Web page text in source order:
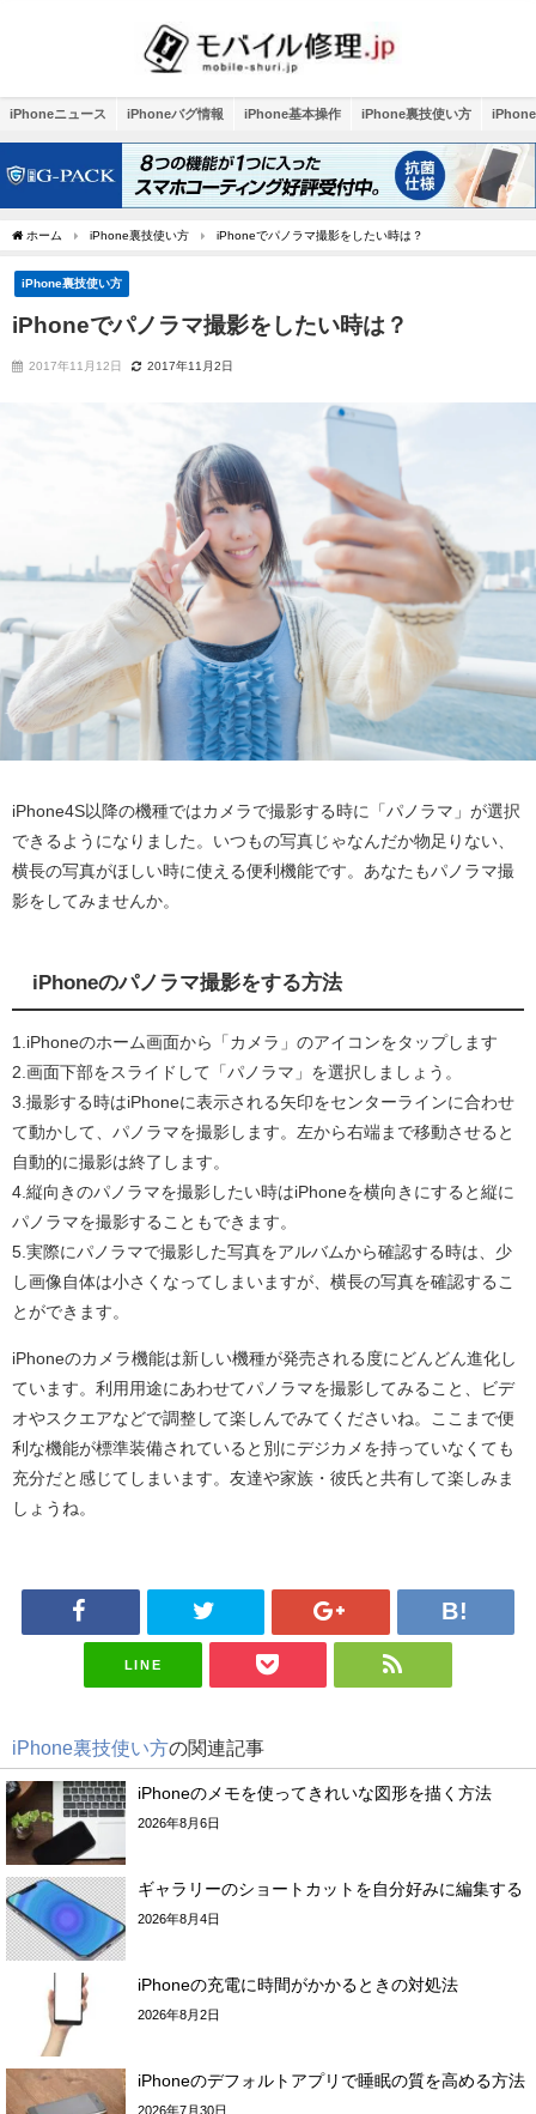
iPhoneニュース iPhoneバグ情報 iPhone基本操作 iPhone裏技使い方
ホーム iPhone裏技使い方 iPhoneでパノラマ撮影をしたい時は？
iPhone裏技使い方
iPhoneでパノラマ撮影をしたい時は？
2017年11月12日 2017年11月2日
iPhone4S以降の機種ではカメラで撮影する時に「パノラマ」が選択
できるようになりました。いつもの写真じゃなんだか物足りない、
横長の写真がほしい時に使える便利機能です。あなたもパノラマ撮
影をしてみませんか。
iPhoneのパノラマ撮影をする方法
1.iPhoneのホーム画面から「カメラ」のアイコンをタップします
2.画面下部をスライドして「パノラマ」を選択しましょう。
3.撮影する時はiPhoneに表示される矢印をセンターラインに合わせ
て動かして、パノラマを撮影します。左から右端まで移動させると
自動的に撮影は終了します。
4.縦向きのパノラマを撮影したい時はiPhoneを横向きにすると縦に
パノラマを撮影することもできます。
5.実際にパノラマで撮影した写真をアルバムから確認する時は、少
し画像自体は小さくなってしまいますが、横長の写真を確認するこ
とができます。
iPhoneのカメラ機能は新しい機種が発売される度にどんどん進化し
ています。利用用途にあわせてパノラマを撮影してみること、ビデ
オやスクエアなどで調整して楽しんでみてくださいね。ここまで便
利な機能が標準装備されていると別にデジカメを持っていなくても
充分だと感じてしまいます。友達や家族・彼氏と共有して楽しみま
しょうね。
LINE
iPhone裏技使い方の関連記事
iPhoneのメモを使ってきれいな図形を描く方法
2026年8月6日
ギャラリーのショートカットを自分好みに編集する
2026年8月4日
iPhoneの充電に時間がかかるときの対処法
2026年8月2日
iPhoneのデフォルトアプリで睡眠の質を高める方法
2026年7月30日